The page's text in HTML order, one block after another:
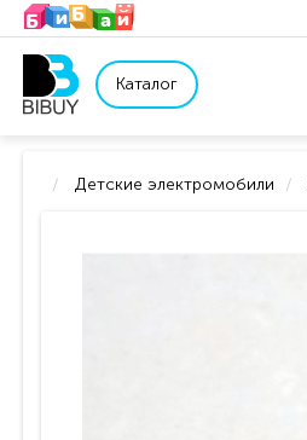
Каталог
Детские электромобили